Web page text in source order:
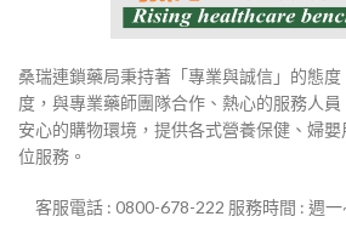
桑瑞連鎖藥局秉持著「專業與誠信」的態
度，與專業藥師團隊合作、熱心的服務人
安心的購物環境，提供各式營養保健、婦
位服務。
客服電話 : 0800-678-222 服務時間 : 週